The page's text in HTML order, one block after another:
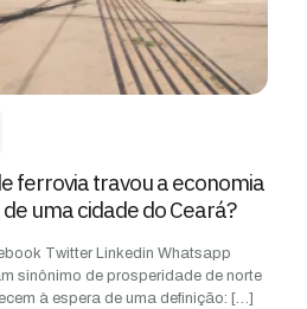
ferrovia travou a economia
uma cidade do Ceará?
Twitter Linkedin Whatsapp
sinônimo de prosperidade de norte
à espera de uma definição: […]